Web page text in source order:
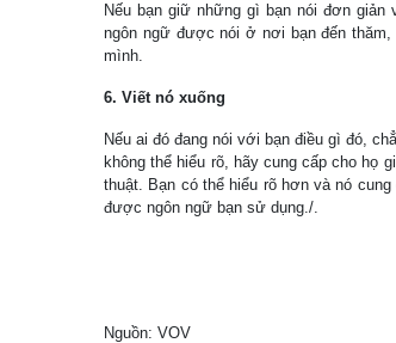
Nếu bạn giữ những gì bạn nói đơn
ngôn ngữ được nói ở nơi bạn đến
mình.
6. Viết nó xuống
Nếu ai đó đang nói với bạn điều gì đó,
không thể hiểu rõ, hãy cung cấp cho họ
thuật. Bạn có thể hiểu rõ hơn và nó
được ngôn ngữ bạn sử dụng./.
Nguồn: VOV